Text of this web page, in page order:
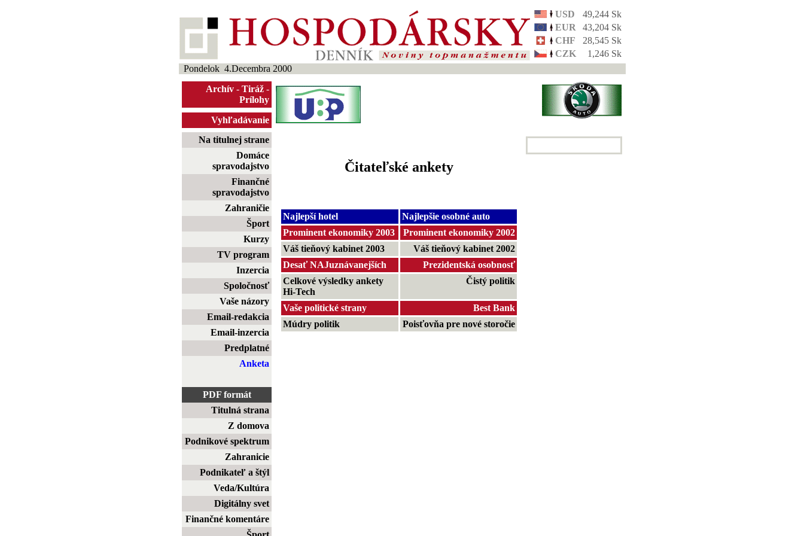
USD
49,244 Sk
EUR
43,204 Sk
CHF
28,545 Sk
CZK
1,246 Sk
Pondelok 4.Decembra 2000
Archív - Tiráž -
Prílohy
Vyhľadávanie
Na titulnej strane
Domáce
spravodajstvo
Finančné
spravodajstvo
Zahraničie
Šport
Kurzy
TV program
Inzercia
Spoločnosť
Vaše názory
Email-redakcia
Email-inzercia
Predplatné
Anketa
PDF formát
Titulná strana
Z domova
Podnikové spektrum
Zahranicie
Podnikateľ a štýl
Veda/Kultúra
Digitálny svet
Finančné komentáre
Čitateľské ankety
Najlepší hotel
Najlepšie osobné auto
Prominent ekonomiky 2003
Prominent ekonomiky 2002
Váš tieňový kabinet 2003
Váš tieňový kabinet 2002
Desať NAJuznávanejších
Prezidentská osobnosť
Celkové výsledky ankety
Hi-Tech
Čistý politik
Vaše politické strany
Best Bank
Múdry politik
Poisťovňa pre nové storočie